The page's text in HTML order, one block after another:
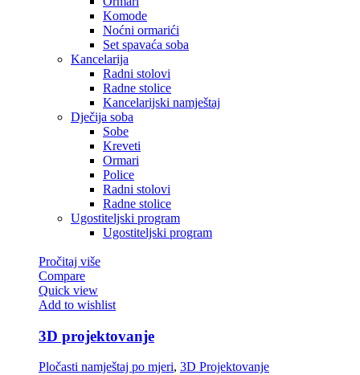
Komode
Noćni ormarići
Set spavaća soba
Kancelarija
Radni stolovi
Radne stolice
Kancelarijski namještaj
Dječija soba
Sobe
Kreveti
Ormari
Police
Radni stolovi
Radne stolice
Ugostiteljski program
Ugostiteljski program
Pročitaj više
Compare
Quick view
Add to wishlist
3D projektovanje
Pločasti namještaj po mjeri, 3D Projektovanje